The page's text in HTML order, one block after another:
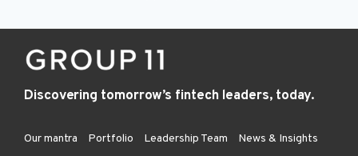
Discovering tomorrow’s fintech leaders, today.
Our mantra Portfolio Leadership Team
News & Insights